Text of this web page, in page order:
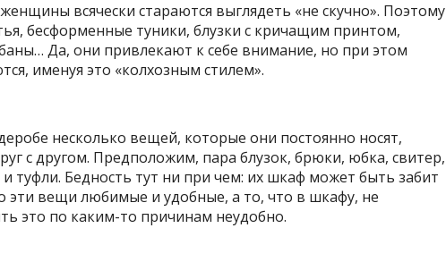
всячески стараются выглядеть «не скучно». Поэтому
бесформенные туники, блузки с кричащим принтом,
Да, они привлекают к себе внимание, но при этом
именуя это «колхозным стилем».
несколько вещей, которые они постоянно носят,
с другом. Предположим, пара блузок, брюки, юбка, свитер,
туфли. Бедность тут ни при чем: их шкаф может быть забит
эти вещи любимые и удобные, а то, что в шкафу, не
это по каким-то причинам неудобно.